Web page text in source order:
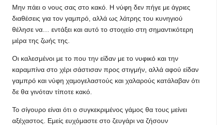
Μην πάει ο νους σας στο κακό. Η νύφη δεν πήγε με άγριες
διαθέσεις για τον γαμπρό, αλλά ως λάτρης του κυνηγιού
θέλησε να… εντάξει και αυτό το στοιχείο στη σημαντικότερη
μέρα της ζωής της.
Οι καλεσμένοι με το που την είδαν με το νυφικό και την
καραμπίνα στο χέρι σάστισαν προς στιγμήν, αλλά αφού είδαν
γαμπρό και νύφη χαμογελαστούς και χαλαρούς κατάλαβαν ότι
δε θα γινόταν τίποτε κακό.
Το σίγουρο είναι ότι ο συγκεκριμένος γάμος θα τους μείνει
αξέχαστος. Εμείς ευχόμαστε στο ζευγάρι να ζήσουν